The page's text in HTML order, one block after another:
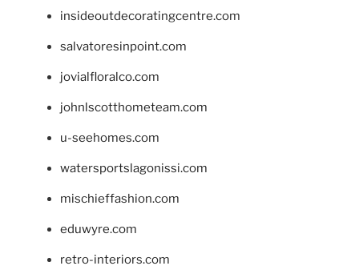
insideoutdecoratingcentre.com
salvatoresinpoint.com
jovialfloralco.com
johnlscotthometeam.com
u-seehomes.com
watersportslagonissi.com
mischieffashion.com
eduwyre.com
retro-interiors.com